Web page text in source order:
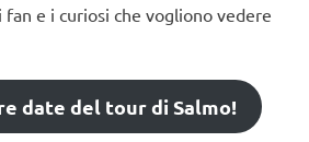
e i curiosi che vogliono vedere
date del tour di Salmo!